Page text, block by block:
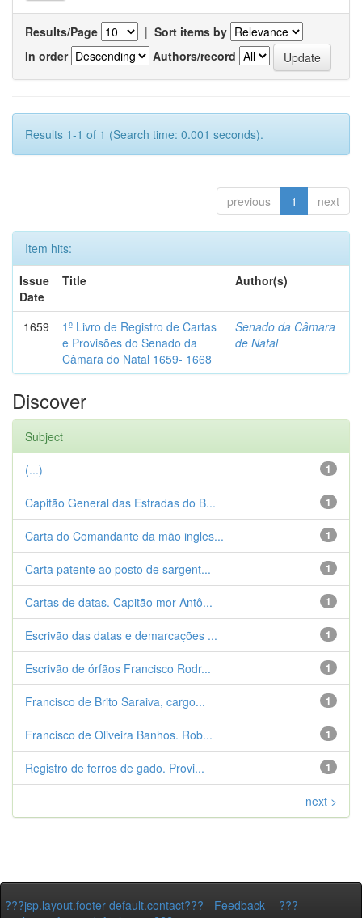
Results/Page | Sort items by
In order
Authors/record
Results 1-1 of 1 (Search time: 0.001 seconds).
previous 1 next
Item hits:
Issue
Date
Title Author(s)
1659
1º Livro de Registro de Cartas
e Provisões do Senado da
Câmara do Natal 1659- 1668
Senado da Câmara
de Natal
Discover
Subject
1
(...)
1
Capitão General das Estradas do B...
1
Carta do Comandante da mão ingles...
1
Carta patente ao posto de sargent...
1
Cartas de datas. Capitão mor Antô...
1
Escrivão das datas e demarcações ...
1
Escrivão de órfãos Francisco Rodr...
1
Francisco de Brito Saraiva, cargo...
1
Francisco de Oliveira Banhos. Rob...
1
Registro de ferros de gado. Provi...
next >
???jsp.layout.footer-default.contact??? - Feedback - ???